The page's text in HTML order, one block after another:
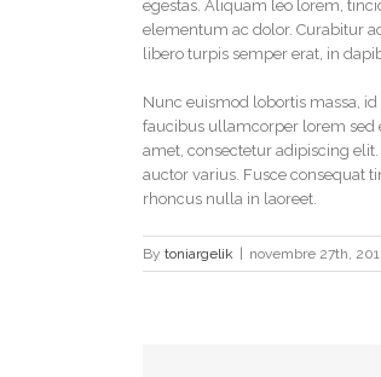
egestas. Aliquam leo lorem,
elementum ac dolor. Curabitur
libero turpis semper erat, in
Nunc euismod lobortis massa,
faucibus ullamcorper lorem sed
amet, consectetur adipiscing
auctor varius. Fusce consequat
rhoncus nulla in laoreet.
By toniargelik novembre 27th,